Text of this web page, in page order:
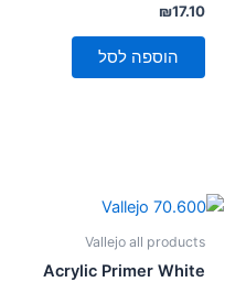
דורג
0
מתוך
₪17.10
הוספה לסל
Vallejo all products
Acrylic Primer White